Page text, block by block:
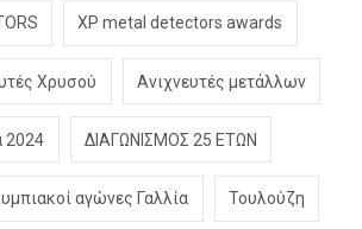
XP metal detectors awards
Χρυσού Ανιχνευτές μετάλλων
2024 ΔΙΑΓΩΝΙΣΜΟΣ 25 ΕΤΩΝ
αγώνες Γαλλία Τουλούζη